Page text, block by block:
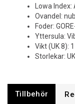
Lowa
Ovandel:
Foder:
Yttersula:
Vikt (UK 8):
Storlekar:
Tillbehör